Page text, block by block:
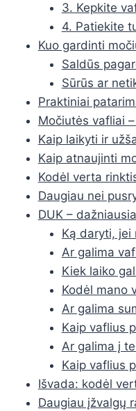
3. Kepkite
4. Patiekite
Kuo gardinti
Saldūs
Sūrūs ar
Praktiniai
Močiutės vafliai
Kaip laikyti ir
Kaip atnaujinti
Kodėl verta
Daugiau nei
DUK –
Ką daryti, jei
Ar galima
Kiek laiko
Kodėl mano
Ar galima
Kaip vaflius
Ar galima į
Kaip vaflius
Išvada: kodėl
Daugiau įžvalgų